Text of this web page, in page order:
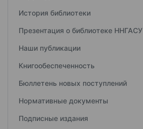
История библиотеки
Презентация о библиотеке ННГАСУ
Наши публикации
Книгообеспеченность
Бюллетень новых поступлений
Нормативные документы
Подписные издания